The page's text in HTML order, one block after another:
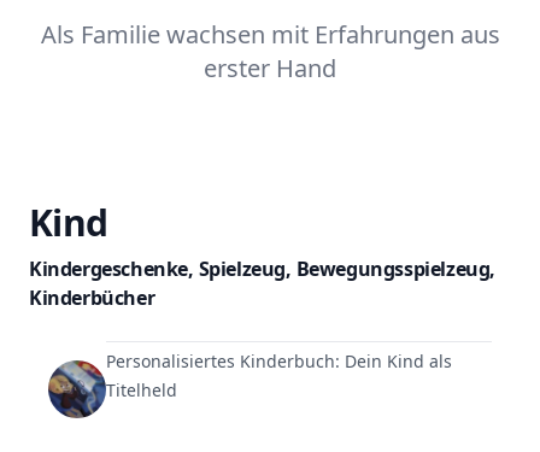
Als Familie wachsen mit Erfahrungen aus
erster Hand
Kind
Kindergeschenke, Spielzeug, Bewegungsspielzeug,
Kinderbücher
Personalisiertes Kinderbuch: Dein Kind als
Titelheld